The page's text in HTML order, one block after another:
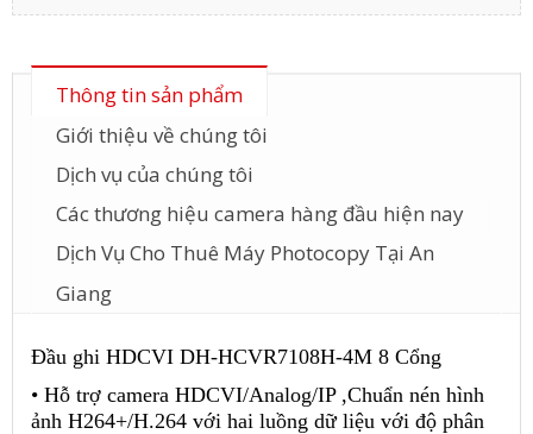
Thông tin sản phẩm
Giới thiệu về chúng tôi
Dịch vụ của chúng tôi
Các thương hiệu camera hàng đầu hiện nay
Dịch Vụ Cho Thuê Máy Photocopy Tại An
Giang
Đầu ghi HDCVI DH-HCVR7108H-4M 8 Cổng
• Hỗ trợ camera HDCVI/Analog/IP ,Chuẩn nén hình
ảnh H264+/H.264 với hai luồng dữ liệu với độ phân